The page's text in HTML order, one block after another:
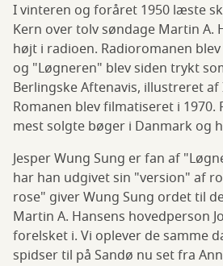
I vinteren og foråret 1950 læste
Kern over tolv søndage Martin A.
højt i radioen. Radioromanen
og "Løgneren" blev siden trykt
Berlingske Aftenavis, illustreret af
Romanen blev filmatiseret i 1970.
mest solgte bøger i Danmark og
Jesper Wung Sung er fan af
har han udgivet sin "version" af
rose" giver Wung Sung ordet til
Martin A. Hansens hovedperson
forelsket i. Vi oplever de samme
spidser til på Sandø nu set fra